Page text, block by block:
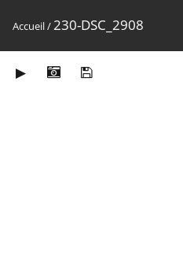
Accueil/230-DSC_2908